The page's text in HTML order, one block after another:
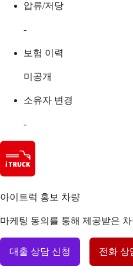
압류/저당
-
보험 이력
미공개
소유자 변경
-
아이트럭 홍보 차량
마케팅 동의를 통해 제공받은
대출 상담 신청 전화 상